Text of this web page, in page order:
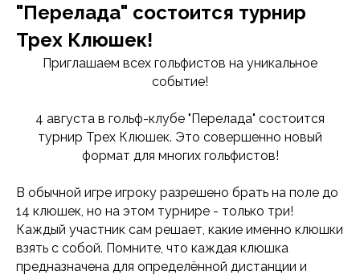
"Перелада" состоится турнир
Трех Клюшек!
Приглашаем всех гольфистов на уникальное
событие!
4 августа в гольф-клубе "Перелада" состоится
турнир Трех Клюшек. Это совершенно новый
формат для многих гольфистов!
В обычной игре игроку разрешено брать на поле до
14 клюшек, но на этом турнире - только три!
Каждый участник сам решает, какие именно клюшки
взять с собой. Помните, что каждая клюшка
предназначена для определённой дистанции и